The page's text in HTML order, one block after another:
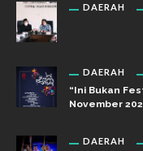
DAERAH
DAERAH
“Ini Bukan
November 202
DAERAH